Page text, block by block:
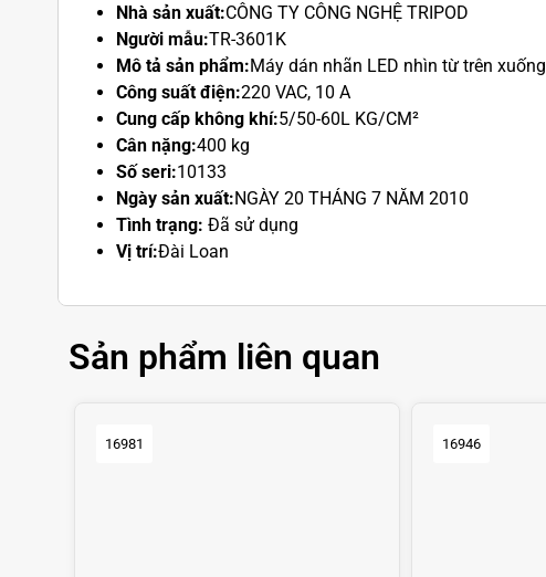
Nhà sản xuất:CÔNG TY CÔNG NGHỆ TRIPOD
Người mẫu:TR-3601K
Mô tả sản phẩm:Máy dán nhãn LED nhìn từ trên xuống
Công suất điện:220 VAC, 10 A
Cung cấp không khí:5/50-60L KG/CM²
Cân nặng:400 kg
Số seri:10133
Ngày sản xuất:NGÀY 20 THÁNG 7 NĂM 2010
Tình trạng: Đã sử dụng
Vị trí:Đài Loan
Sản phẩm liên quan
16981 16946